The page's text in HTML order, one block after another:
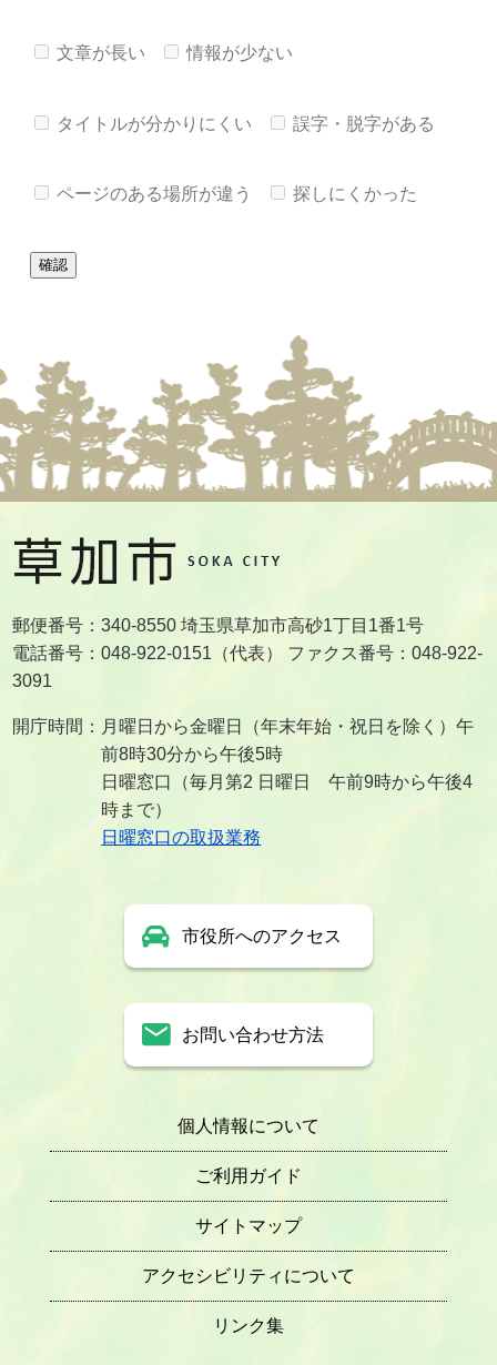
文章が長い 情報が少ない
タイトルが分かりにくい 誤字・脱字がある
ページのある場所が違う 探しにくかった
郵便番号：340-8550 埼玉県草加市高砂1丁目1番1号
電話番号：048-922-0151（代表） ファクス番号：048-922-
3091
開庁時間：月曜日から金曜日（年末年始・祝日を除く）午
前8時30分から午後5時
日曜窓口（毎月第2 日曜日 午前9時から午後4
時まで）
日曜窓口の取扱業務
市役所へのアクセス
お問い合わせ方法
個人情報について
ご利用ガイド
サイトマップ
アクセシビリティについて
リンク集